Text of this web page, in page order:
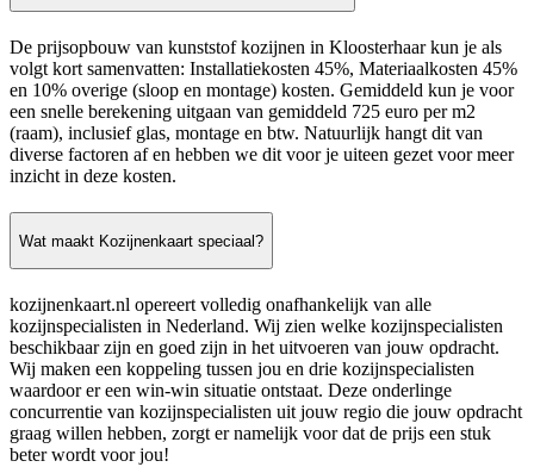
De prijsopbouw van kunststof kozijnen in Kloosterhaar kun je als
volgt kort samenvatten: Installatiekosten 45%, Materiaalkosten 45%
en 10% overige (sloop en montage) kosten. Gemiddeld kun je voor
een snelle berekening uitgaan van gemiddeld 725 euro per m2
(raam), inclusief glas, montage en btw. Natuurlijk hangt dit van
diverse factoren af en hebben we dit voor je uiteen gezet voor meer
inzicht in deze kosten.
Wat maakt Kozijnenkaart speciaal?
kozijnenkaart.nl opereert volledig onafhankelijk van alle
kozijnspecialisten in Nederland. Wij zien welke kozijnspecialisten
beschikbaar zijn en goed zijn in het uitvoeren van jouw opdracht.
Wij maken een koppeling tussen jou en drie kozijnspecialisten
waardoor er een win-win situatie ontstaat. Deze onderlinge
concurrentie van kozijnspecialisten uit jouw regio die jouw opdracht
graag willen hebben, zorgt er namelijk voor dat de prijs een stuk
beter wordt voor jou!